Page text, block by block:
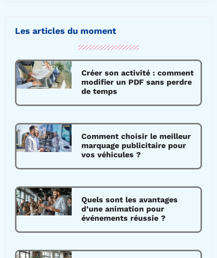
Les articles du moment
Créer son activité : comment
modifier un PDF sans perdre
de temps
Comment choisir le meilleur
marquage publicitaire pour
vos véhicules ?
Quels sont les avantages
d’une animation pour
événements réussie ?